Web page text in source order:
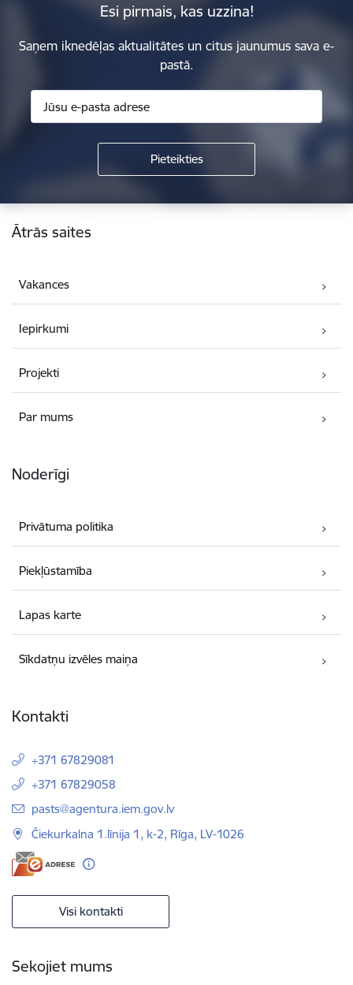
Esi pirmais, kas uzzina!
Saņem iknedēļas aktualitātes un citus jaunumus sava e-
pastā.
Kājene
Ātrās saites
Vakances
Iepirkumi
Projekti
Par mums
Noderīgi
Privātuma politika
Piekļūstamība
Lapas karte
Sīkdatņu izvēles maiņa
Kontakti
+371 67829081
+371 67829058
E-pasts:
pasts@agentura.iem.gov.lv
Čiekurkalna 1.līnija 1, k-2, Rīga, LV-1026
Visi kontakti
Sekojiet mums